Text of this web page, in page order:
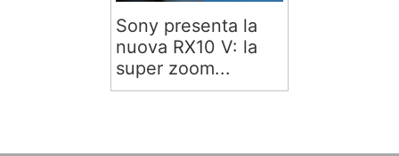
Sony presenta la
nuova RX10 V: la
super zoom...